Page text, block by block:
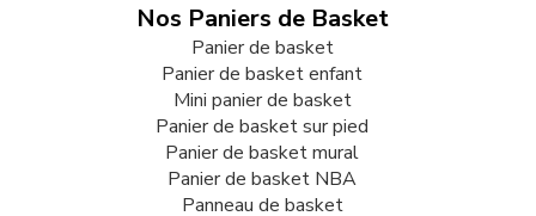
Nos Paniers de Basket
Panier de basket
Panier de basket enfant
Mini panier de basket
Panier de basket sur pied
Panier de basket mural
Panier de basket NBA
Panneau de basket